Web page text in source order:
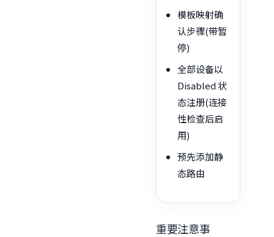
模板映射确
认步骤(带暂
停)
全部设备以
Disabled 状
态注册(连接
性检查后启
用)
预先添加静
态路由
重要注意事